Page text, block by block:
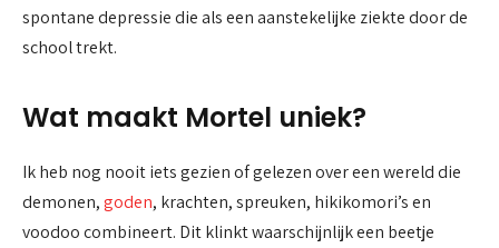
spontane depressie die als een aanstekelijke ziekte door de
school trekt.
Wat maakt Mortel uniek?
Ik heb nog nooit iets gezien of gelezen over een wereld die
demonen,goden, krachten, spreuken, hikikomori’s en
voodoo combineert. Dit klinkt waarschijnlijk een beetje